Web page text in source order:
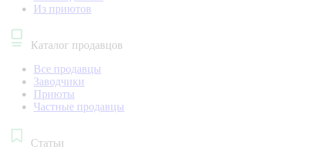
Из приютов
Каталог продавцов
Все продавцы
Заводчики
Приюты
Частные продавцы
Статьи